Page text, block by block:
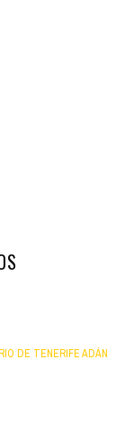
DE TENERIFE ADÁN